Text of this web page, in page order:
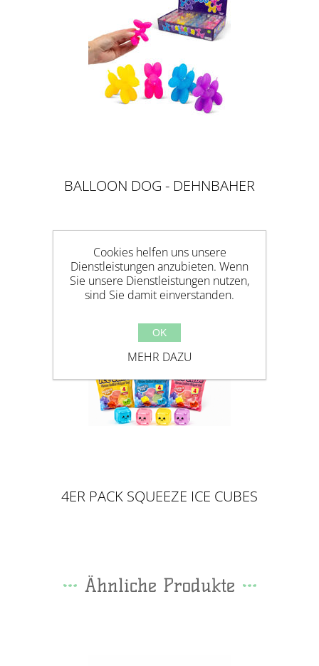
BALLOON DOG - DEHNBAHER
4ER PACK SQUEEZE ICE CUBES
Ähnliche Produkte
Cookies helfen uns unsere
Dienstleistungen anzubieten. Wenn
Sie unsere Dienstleistungen nutzen,
sind Sie damit einverstanden.
OK
MEHR DAZU